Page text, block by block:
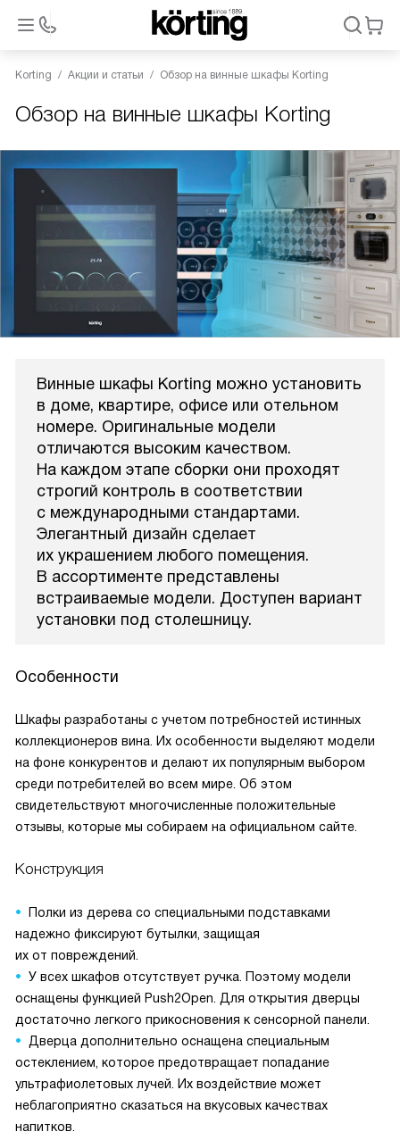
Korting Акции и статьи Обзор на винные шкафы Korting
Обзор на винные шкафы Korting
Винные шкафы Korting можно установить
в доме, квартире, офисе или отельном
номере. Оригинальные модели
отличаются высоким качеством.
На каждом этапе сборки они проходят
строгий контроль в соответствии
с международными стандартами.
Элегантный дизайн сделает
их украшением любого помещения.
В ассортименте представлены
встраиваемые модели. Доступен вариант
установки под столешницу.
Особенности
Шкафы разработаны с учетом потребностей истинных
коллекционеров вина. Их особенности выделяют модели
на фоне конкурентов и делают их популярным выбором
среди потребителей во всем мире. Об этом
свидетельствуют многочисленные положительные
отзывы, которые мы собираем на официальном сайте.
Конструкция
Полки из дерева со специальными подставками
надежно фиксируют бутылки, защищая
их от повреждений.
У всех шкафов отсутствует ручка. Поэтому модели
оснащены функцией Push2Open. Для открытия дверцы
достаточно легкого прикосновения к сенсорной панели.
Дверца дополнительно оснащена специальным
остеклением, которое предотвращает попадание
ультрафиолетовых лучей. Их воздействие может
неблагоприятно сказаться на вкусовых качествах
напитков.